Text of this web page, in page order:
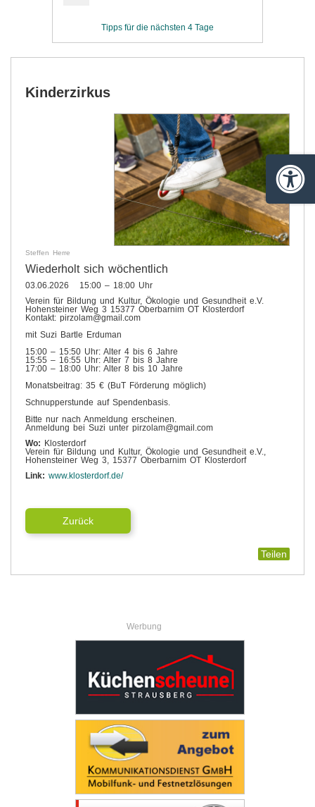
Tipps für die nächsten 4 Tage
Kinderzirkus
Steffen Herre
Wiederholt sich wöchentlich
03.06.2026 15:00 – 18:00 Uhr
Verein für Bildung und Kultur, Ökologie und Gesundheit e.V.
Hohensteiner Weg 3 15377 Oberbarnim OT Klosterdorf
Kontakt: pirzolam@gmail.com
mit Suzi Bartle Erduman
15:00 – 15:50 Uhr: Alter 4 bis 6 Jahre
15:55 – 16:55 Uhr: Alter 7 bis 8 Jahre
17:00 – 18:00 Uhr: Alter 8 bis 10 Jahre
Monatsbeitrag: 35 € (BuT Förderung möglich)
Schnupperstunde auf Spendenbasis.
Bitte nur nach Anmeldung erscheinen.
Anmeldung bei Suzi unter pirzolam@gmail.com
Wo: Klosterdorf
Verein für Bildung und Kultur, Ökologie und Gesundheit e.V.,
Hohensteiner Weg 3, 15377 Oberbarnim OT Klosterdorf
Link: www.klosterdorf.de/
Zurück
Teilen
Werbung